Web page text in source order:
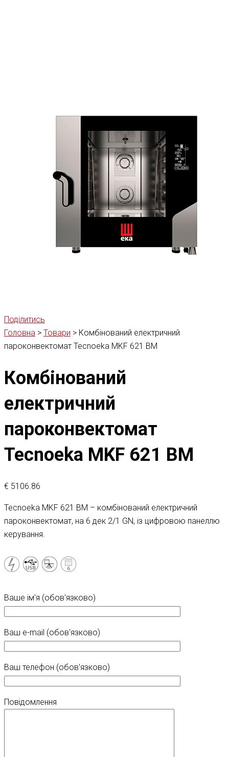
Поділитись
Головна > Товари > Комбінований електричний
пароконвектомат Tecnoeka MKF 621 BM
Комбінований
електричний
пароконвектомат
Tecnoeka MKF 621 BM
€ 5106.86
Tecnoeka MKF 621 BM – комбінований електричний
пароконвектомат, на 6 дек 2/1 GN, із цифровою панеллю
керування.
Ваше ім'я (обов'язково)
Ваш e-mail (обов'язково)
Ваш телефон (обов'язково)
Повідомлення